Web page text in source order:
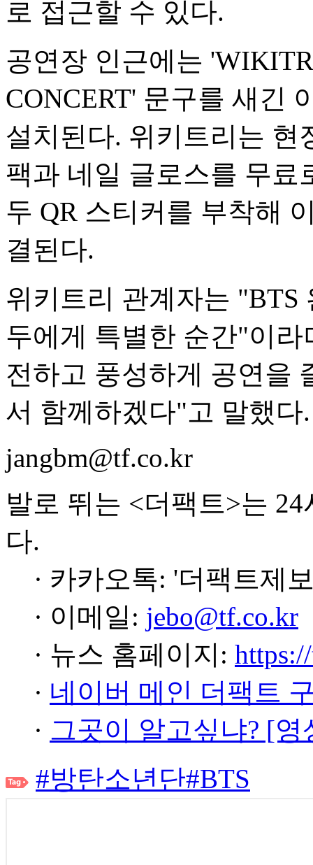
로 접근할 수 있다.
공연장 인근에는
CONCERT' 문구를 새긴
설치된다. 위키트리는 현
팩과 네일 글로스를 무료
두 QR 스티커를 부착해
결된다.
위키트리 관계자는 "BTS
두에게 특별한 순간"이
전하고 풍성하게 공연을
서 함께하겠다"고 말했다.
jangbm@tf.co.kr
발로 뛰는 <더팩트>는
다.
· 카카오톡: '더팩트제
· 이메일: jebo@tf.co.kr
· 뉴스 홈페이지:
· 네이버 메인 더팩트
· 그곳이 알고싶냐? [
#방탄소년단#BTS